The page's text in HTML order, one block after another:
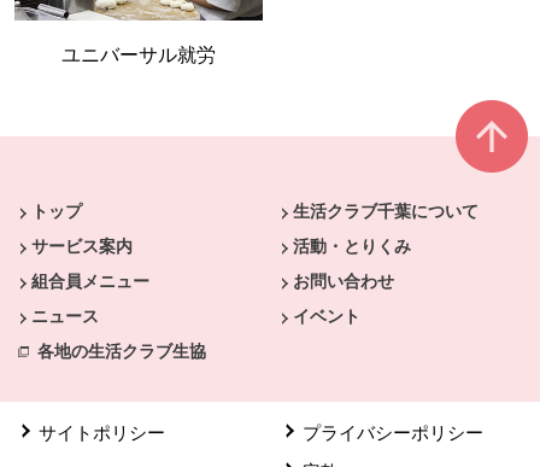
ユニバーサル就労
トップ
生活クラブ千葉について
サービス案内
活動・とりくみ
組合員メニュー
お問い合わせ
ニュース
イベント
各地の生活クラブ生協
サイトポリシー
プライバシーポリシー